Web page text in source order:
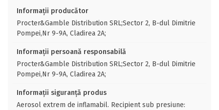
Informații producător
Procter&Gamble Distribution SRL;Sector 2, B-dul Dimitrie
Pompei,Nr 9-9A, Cladirea 2A;
Informații persoană responsabilă
Procter&Gamble Distribution SRL;Sector 2, B-dul Dimitrie
Pompei,Nr 9-9A, Cladirea 2A;
Informații siguranță produs
Aerosol extrem de inflamabil. Recipient sub presiune: